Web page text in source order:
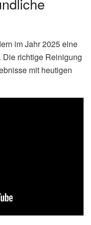
im Jahr 2025 eine
Die richtige Reinigung
mit heutigen